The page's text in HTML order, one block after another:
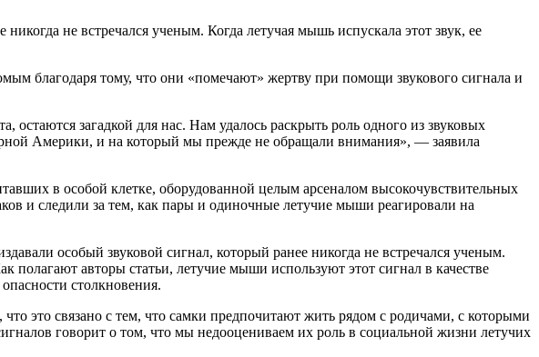
не встречался ученым. Когда летучая мышь испускала этот звук, ее
благодаря тому, что они «помечают» жертву при помощи звукового сигнала и
загадкой для нас. Нам удалось раскрыть роль одного из звуковых
Америки, и на который мы прежде не обращали внимания», — заявила
в особой клетке, оборудованной целым арсеналом высокочувствительных
и следили за тем, как пары и одиночные летучие мыши реагировали на
особый звуковой сигнал, который ранее никогда не встречался ученым.
полагают авторы статьи, летучие мыши используют этот сигнал в качестве
столкновения.
это связано с тем, что самки предпочитают жить рядом с родичами, с которыми
говорит о том, что мы недооцениваем их роль в социальной жизни летучих